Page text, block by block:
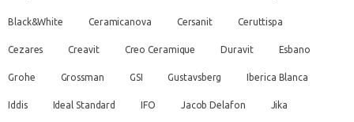
Black&White Ceramicanova Cersanit Ceruttispa
Cezares Creavit Creo Ceramique Duravit Esbano
Grohe Grossman GSI Gustavsberg Iberica Blanca
Iddis Ideal Standard IFO Jacob Delafon Jika